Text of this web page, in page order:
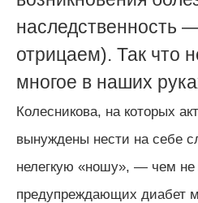
наследственность
отрицаем). Так что
многое в наших
Колесникова, на которых
вынуждены нести на себе
нелегкую «ношу», — чем не
предупреждающих диабет